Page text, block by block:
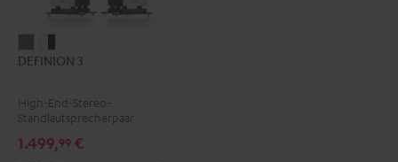
3
3
/
Schwarz
DEFINION 3
High-End-Stereo-
Standlautsprecherpaar
1.499,99 €